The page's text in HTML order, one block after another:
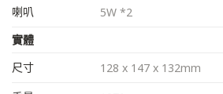
喇叭
5W *2
實體
尺寸
128 x 147 x 132mm